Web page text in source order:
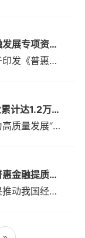
财政部印发《普惠金融发展专项资金管理办法》 对符合条件的创业担保贷款给予贷款实际利率50%财政贴息
日前，财政部发布关于印发《普惠金融发展专项资金管理办法》的通知（以下称《通知》）。《通知》提出，为落实就业优先政策，支持重点群体就业创业，引导金融机构加大创业担保贷款投放，专项资金安排支出用于对财政贴息支持的创业担保贷款给予一定奖补。对符合条件的创业担保贷款，财政部门给予贷款实际利率50%的财政贴息。对展期、逾期的创业担保贷款，财政部门原则上不予贴息，国务院另有规定的除外。鼓励有条件的地方对创业担...
专精特新“小巨人”企业累计达1.2万家 有力助推高质量发展
专精特新中小企业成为高质量发展“助推器”。据工业和信息化部调查数据显示，今年1至5月，专精特新“小巨人”企业和专精特新中小企业营收利润率分别为9.9%、7.1%，比规上工业企业分别高4.7、1.9个百分点。工业和信息化部有关负责人表示，接下来将坚持帮扶和发展并举，进一步健全完善工作体系、政策法规体系、优质高效服务体系，不断强化“政策惠企、环境活企、服务助企、创新强企、人才兴企”，高质量发展壮大专精
经济日报：加快推动普惠金融提质增效
当前，发展普惠金融是推动我国经济走向全面恢复的重要手段之一。不久前发布的《关于2023年加力提升小微企业金融服务质量的通知》提出，进一步强调发展普惠金融工作的重要性，明确要求尽快形成小微企业金融服务体系，在继续提高服务覆盖面的基础上，着重做好提质增效工作，努力形成稳定运行机制，以高质量的普惠金融服务促进经济全面恢复和持续繁荣。当前，小微企业的发展与提高收入、解决就业、拉动内需等宏观经济任务密切相关...